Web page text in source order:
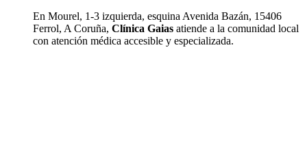
En Mourel, 1-3 izquierda, esquina Avenida Bazán, 15406
Ferrol, A Coruña, Clínica Gaias atiende a la comunidad local
con atención médica accesible y especializada.